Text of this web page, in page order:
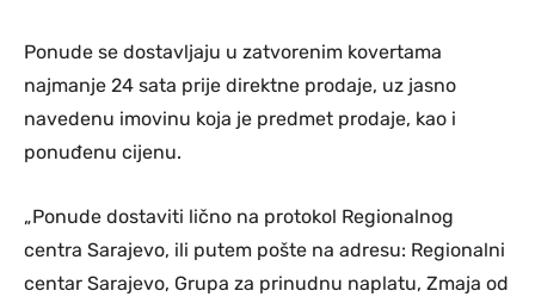
Ponude se dostavljaju u zatvorenim kovertama
najmanje 24 sata prije direktne prodaje, uz jasno
navedenu imovinu koja je predmet prodaje, kao i
ponuđenu cijenu.
„Ponude dostaviti lično na protokol Regionalnog
centra Sarajevo, ili putem pošte na adresu: Regionalni
centar Sarajevo, Grupa za prinudnu naplatu, Zmaja od